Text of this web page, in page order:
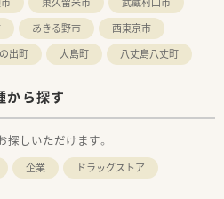
あきる野市
西東京市
出町 大島町 八丈島八丈町
から探す
しいただけます。
企業
ドラッグストア